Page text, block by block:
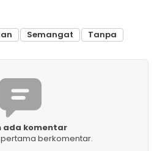
Semangat Tanpa
ada komentar
berkomentar.